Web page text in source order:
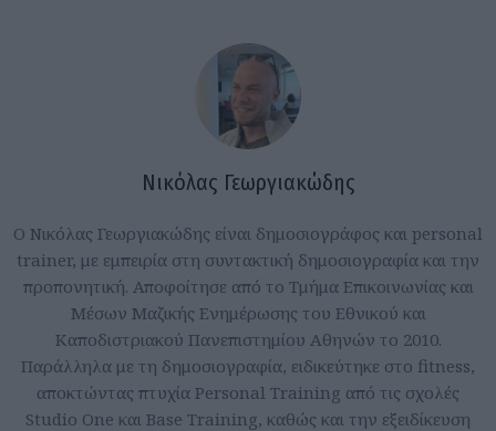
Νικόλας Γεωργιακώδης
Ο Νικόλας Γεωργιακώδης είναι δημοσιογράφος και personal
trainer, με εμπειρία στη συντακτική δημοσιογραφία και την
προπονητική. Αποφοίτησε από το Τμήμα Επικοινωνίας και
Μέσων Μαζικής Ενημέρωσης του Εθνικού και
Καποδιστριακού Πανεπιστημίου Αθηνών το 2010.
Παράλληλα με τη δημοσιογραφία, ειδικεύτηκε στο fitness,
αποκτώντας πτυχία Personal Training από τις σχολές
Studio One και Base Training, καθώς και την εξειδίκευση